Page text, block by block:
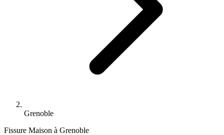
Grenoble
Fissure Maison à Grenoble